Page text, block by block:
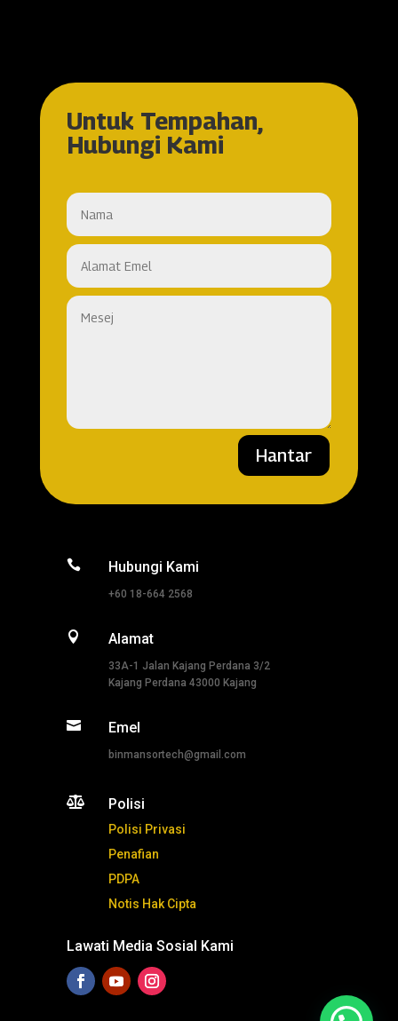
Untuk Tempahan,
Hubungi Kami
Hantar
 Hubungi Kami
+60 18-664 2568
 Alamat
33A-1 Jalan Kajang Perdana 3/2
Kajang Perdana 43000 Kajang
 Emel
binmansortech@gmail.com
 Polisi
Polisi Privasi
Penafian
PDPA
Notis Hak Cipta
Lawati Media Sosial Kami